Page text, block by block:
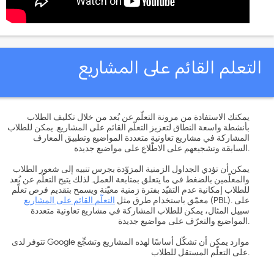
القائم على المشاريع
يمكنك الاستفادة من مرونة التعلّم عن بُعد من خلال تكليف الطلاب
بأنشطة واسعة النطاق لتعزيز التعلّم القائم على المشاريع. يمكن للطلاب
المشاركة في مشاريع تعاونية متعددة المواضيع وتطبيق المعارف
يمكن أن تؤدي الجداول الزمنية المزوّدة بجرس تنبيه إلى شعور الطلاب
والمعلّمين بالضغط في ما يتعلق بمتابعة العمل. لذلك يتيح التعلّم عن بُعد
للطلاب إمكانية عدم التقيّد بفترة زمنية معيّنة ويسمح بتقديم فرص تعلّم
معمّق باستخدام طرق مثلالتعلّم القائم على المشاريع
(PBL). على
سبيل المثال، يمكن للطلاب المشاركة في مشاريع تعاونية متعددة
تتوفر لدى Google موارد يمكن أن تشكّل أساسًا لهذه المشاريع وتشجِّع